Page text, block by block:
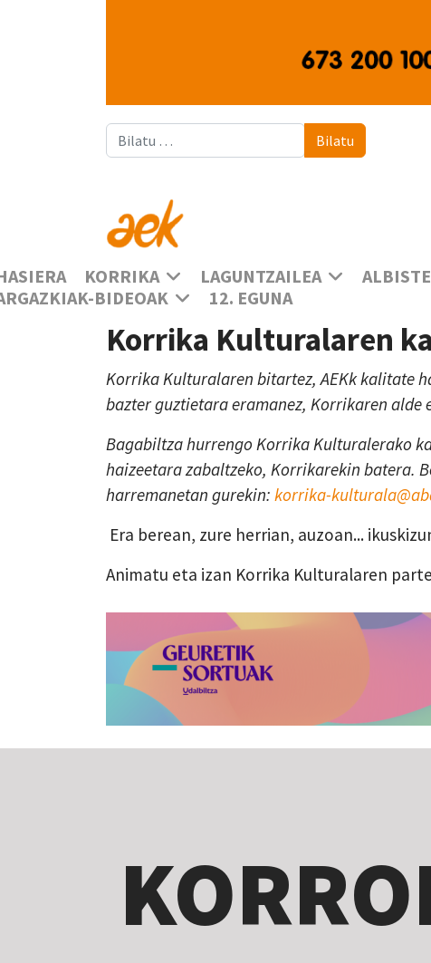
Bilatu Bilatu
KORRIKA LAGUNTZAILEA
BIDEOAK
12. EGUNA
Korrika Kulturalaren
Korrika Kulturalaren bitartez, AEKk kalitate
bazter guztietara eramanez, Korrikaren alde
Bagabiltza hurrengo Korrika Kulturalerako
haizeetara zabaltzeko, Korrikarekin batera.
harremanetan gurekin: korrika-
Era berean, zure herrian, auzoan...
Animatu eta izan Korrika Kulturalaren